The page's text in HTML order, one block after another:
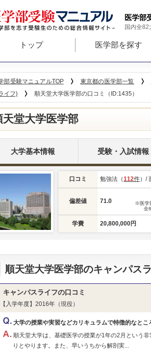
医学部
国内全82
トップ 医学部を探す
部受験マニュアルTOP 東京都の医学部一覧
イフ)
順天堂大学医学部の口コミ（ID:1435）
天堂大学医学部
大学基本情報 受験・入試情報
口コミ 勉強法（112件）/
偏差値 71.0
※医学
全
学費 20,800,000円
順天堂大学医学部のキャンパス
キャンパスライフの口コミ
【入学年度】2016年（現役）
大学の授業や実習などカリキュラムで特徴的なとこ
順天堂大学は、基礎医学の授業が1年の2月という
りとやります。また、早いうちから解剖実...